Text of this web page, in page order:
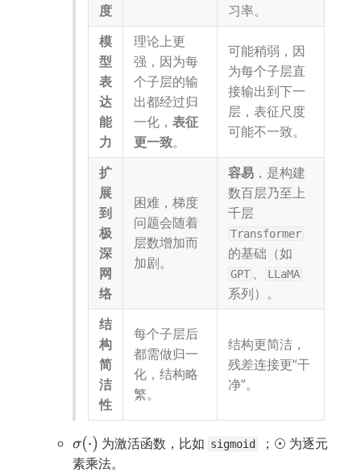
度
习率。
模
型
表
达
能
力
理论上更
强，因为每
个子层的输
出都经过归
一化， 表征
更一致。
可能稍弱，因
为每个子层直
接输出到下一
层，表征尺度
可能不一致。
扩
展
到
极
深
网
络
困难，梯度
问题会随着
层数增加而
加剧。
容易 ，是构建
数百层乃至上
Transformer
GPT 、 LLaMA
系列）。
结
构
简
洁
性
每个子层后
都需做归一
化，结构略
繁。
结构更简洁，
残差连接更“干
净”。
σ(⋅) 为激活函数，比如 sigmoid ； ⊙ 为逐元
素乘法。